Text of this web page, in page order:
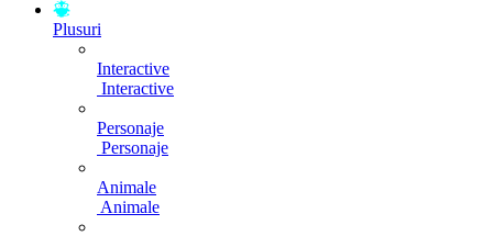
Plusuri
Interactive
Interactive
Personaje
Personaje
Animale
Animale